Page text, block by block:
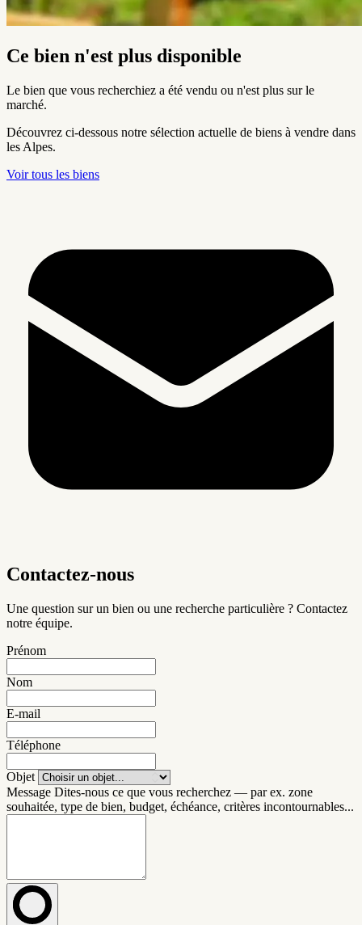
Ce bien n'est plus disponible
Le bien que vous recherchiez a été vendu ou n'est plus sur le
marché.
Découvrez ci-dessous notre sélection actuelle de biens à vendre dans
les Alpes.
Voir tous les biens
Contactez-nous
Une question sur un bien ou une recherche particulière ? Contactez
notre équipe.
Prénom
Nom
E-mail
Téléphone
Objet
Message Dites-nous ce que vous recherchez — par ex. zone
souhaitée, type de bien, budget, échéance, critères incontournables...